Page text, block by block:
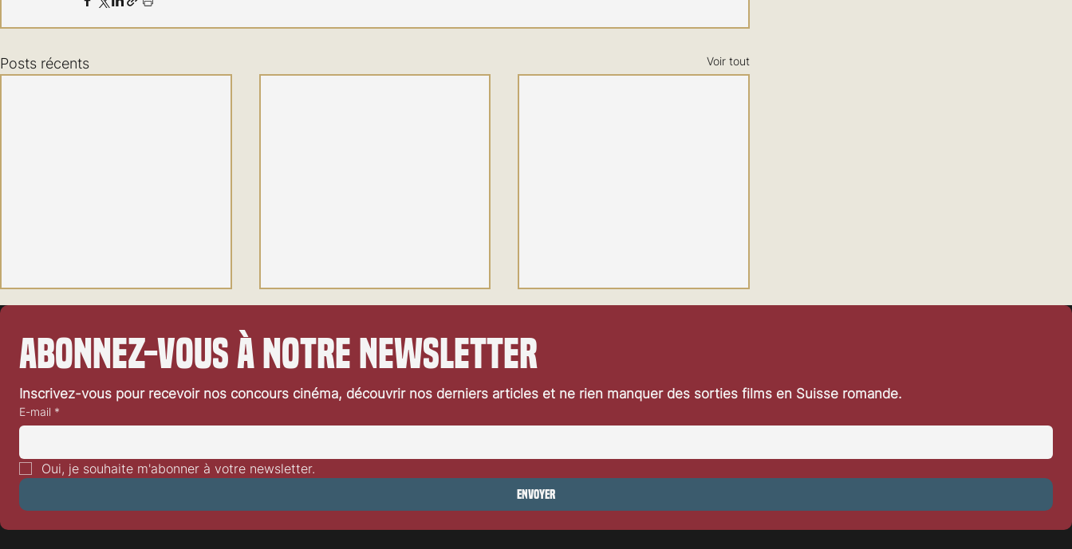
Posts récents Voir tout
With Wolves
Heart
Abonnez-vous à notre newsletter
Inscrivez-vous pour recevoir nos concours cinéma, découvrir nos derniers articles et ne rien manquer des sorties films en Suisse romande.
E-mail *
Oui, je souhaite m'abonner à votre newsletter.
Envoyer